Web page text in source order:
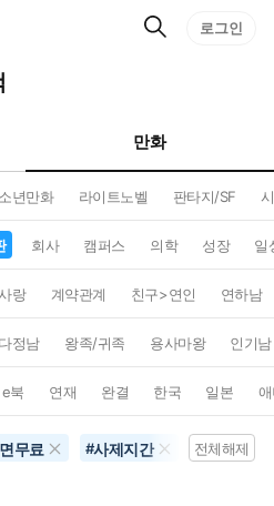
검
로그인
만화
소년만화 라이트노벨 판타지/SF
회사 캠퍼스 의학 성장 일
랑 계약관계 친구>연인 연하남
다정남 왕족/귀족 용사마왕 인기남
e북 연재 완결 한국 일본
무료 #사제지간 #10권이상
전체해제